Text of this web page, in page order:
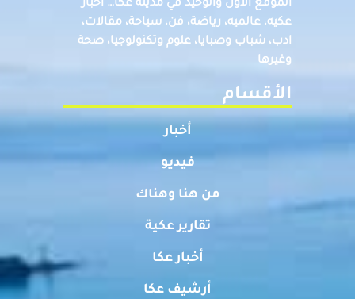
الموقع الاول والوحيد في مدينة عكا… اخبار
عكيه، عالميه، رياضة، فن، سياحة، مقالات،
ادب، شباب وصبايا، علوم وتكنولوجيا، صحة
وغيرها
الأقسام
أخبار
فيديو
من هنا وهناك
تقارير عكية
أخبار عكا
أرشيف عكا